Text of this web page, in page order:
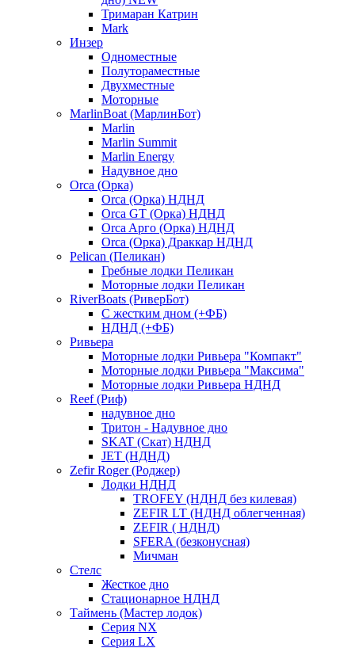
Тримаран Катрин
Mark
Инзер
Одноместные
Полутораместные
Двухместные
Моторные
MarlinBoat (МарлинБот)
Marlin
Marlin Summit
Marlin Energy
Надувное дно
Orca (Орка)
Orca (Орка) НДНД
Orca GT (Орка) НДНД
Orca Aрго (Орка) НДНД
Orca (Орка) Драккар НДНД
Pelican (Пеликан)
Гребные лодки Пеликан
Моторные лодки Пеликан
RiverBoats (РиверБот)
С жестким дном (+ФБ)
НДНД (+ФБ)
Ривьера
Моторные лодки Ривьера "Компакт"
Моторные лодки Ривьера "Максима"
Моторные лодки Ривьера НДНД
Reef (Риф)
надувное дно
Тритон - Надувное дно
SKAT (Скат) НДНД
JET (НДНД)
Zefir Roger (Роджер)
Лодки НДНД
TROFEY (НДНД без килевая)
ZEFIR LT (НДНД облегченная)
ZEFIR ( НДНД)
SFERA (безконусная)
Мичман
Стелс
Жесткое дно
Стационарное НДНД
Таймень (Мастер лодок)
Серия NX
Серия LX